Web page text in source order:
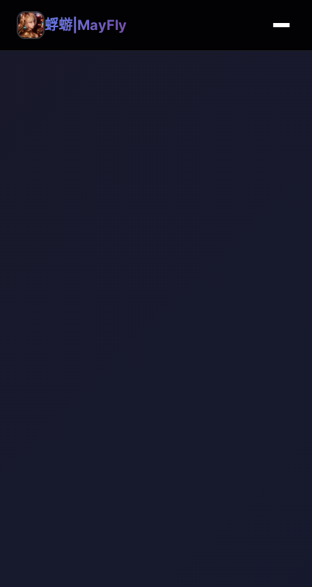
蜉蝣|MayFly